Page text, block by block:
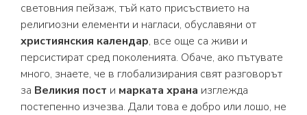
световния пейзаж, тъй като присъствието на
религиозни елементи и нагласи, обуславяни от
християнския календар, все още са живи и
персистират сред поколенията. Обаче, ако пътувате
много, знаете, че в глобализирания свят разговорът
за Великия пост и марката храна изглежда
постепенно изчезва. Дали това е добро или лошо, не